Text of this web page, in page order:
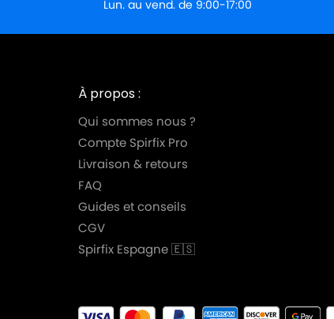
Lun. au vend. de 9:00-17:00
À propos :
Qui sommes nous ?
Compte Spirfix Pro
Livraison & retours
FAQ
Guides et conseils
CGV
Spirfix Espagne 🇪🇸